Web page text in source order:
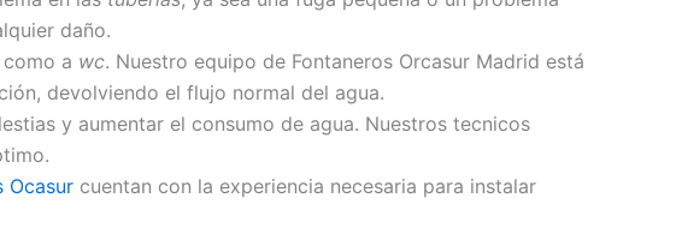
daño.
como a wc. Nuestro equipo de Fontaneros Orcasur Madrid está
devolviendo el flujo normal del agua.
y aumentar el consumo de agua. Nuestros tecnicos
Ocasur cuentan con la experiencia necesaria para instalar